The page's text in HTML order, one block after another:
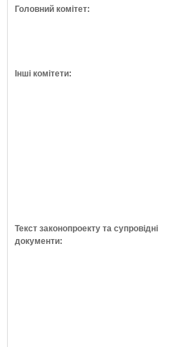
Головний комітет:
Інші комітети:
Текст законопроекту та супровідні
документи: